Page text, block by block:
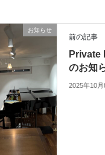
お知らせ
前の記事
Private
のお知
2025年10月